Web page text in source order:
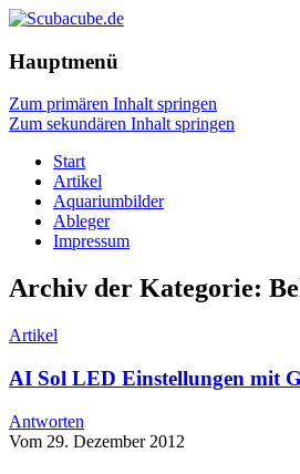
Hauptmenü
Zum primären Inhalt springen
Zum sekundären Inhalt springen
Start
Artikel
Aquariumbilder
Ableger
Impressum
Archiv der Kategorie:
Artikel
AI Sol LED Einstellungen mit
Antworten
Vom 29. Dezember 2012